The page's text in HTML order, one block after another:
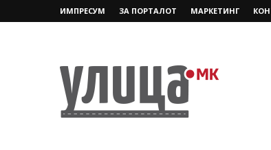
ИМПРЕСУМ ЗА ПОРТАЛОТ МАРКЕТИНГ